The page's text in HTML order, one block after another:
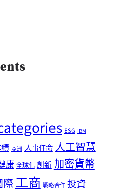
ESG IBM
亞洲 人事任命人工智慧
康 全球化 創新 加密貨幣
際工商 戰略合作 投資